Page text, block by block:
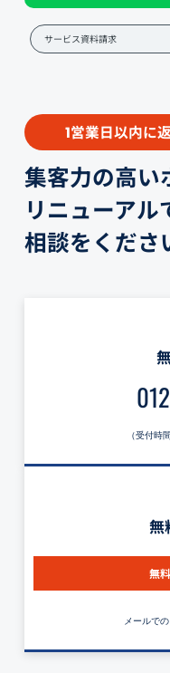
サービス資料請求
1営業日以内に
集客力の高い
リニューア
相談をくださ
（受付時
無
無
メールで